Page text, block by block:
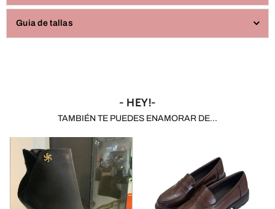
Guia de tallas
- HEY!-
TAMBIÉN TE PUEDES ENAMORAR DE...